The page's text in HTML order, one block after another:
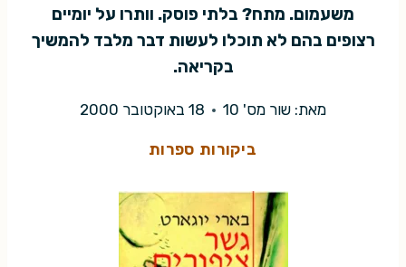
משעמום. מתח? בלתי פוסק. וותרו על יומיים
רצופים בהם לא תוכלו לעשות דבר מלבד להמשיך
בקריאה.
מאת: שור מס' 10 18 באוקטובר 2000
ביקורות ספרות